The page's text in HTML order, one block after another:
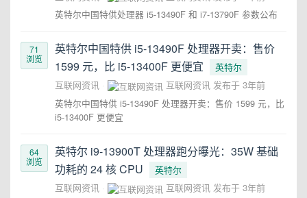
英特尔中国特供处理器 i5-13490F 和 i7-13790F 参数公布
71
浏览
英特尔中国特供 i5-13490F 处理器开卖：售价
1599 元，比 i5-13400F 更便宜
英特尔
互联网资讯
互联网资讯 发布于 3年前
英特尔中国特供 i5-13490F 处理器开卖：售价 1599 元，比
i5-13400F 更便宜
64
浏览
英特尔 i9-13900T 处理器跑分曝光：35W 基础
功耗的 24 核 CPU
英特尔
互联网资讯
互联网资讯 发布于 3年前